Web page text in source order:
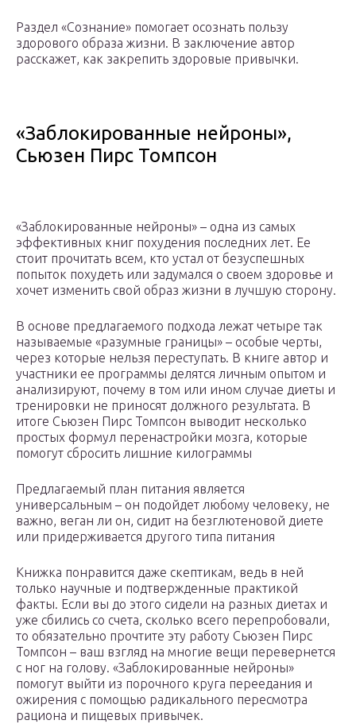
Раздел «Сознание» помогает осознать пользу
здорового образа жизни. В заключение автор
расскажет, как закрепить здоровые привычки.
«Заблокированные нейроны»,
Сьюзен Пирс Томпсон
«Заблокированные нейроны» – одна из самых
эффективных книг похудения последних лет. Ее
стоит прочитать всем, кто устал от безуспешных
попыток похудеть или задумался о своем здоровье и
хочет изменить свой образ жизни в лучшую сторону.
В основе предлагаемого подхода лежат четыре так
называемые «разумные границы» – особые черты,
через которые нельзя переступать. В книге автор и
участники ее программы делятся личным опытом и
анализируют, почему в том или ином случае диеты и
тренировки не приносят должного результата. В
итоге Сьюзен Пирс Томпсон выводит несколько
простых формул перенастройки мозга, которые
помогут сбросить лишние килограммы
Предлагаемый план питания является
универсальным – он подойдет любому человеку, не
важно, веган ли он, сидит на безглютеновой диете
или придерживается другого типа питания
Книжка понравится даже скептикам, ведь в ней
только научные и подтвержденные практикой
факты. Если вы до этого сидели на разных диетах и
уже сбились со счета, сколько всего перепробовали,
то обязательно прочтите эту работу Сьюзен Пирс
Томпсон – ваш взгляд на многие вещи перевернется
с ног на голову. «Заблокированные нейроны»
помогут выйти из порочного круга переедания и
ожирения с помощью радикального пересмотра
рациона и пищевых привычек.